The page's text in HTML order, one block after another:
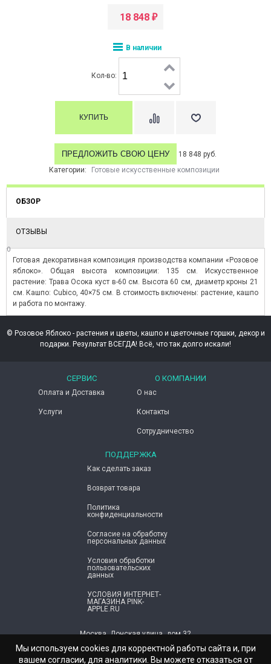
18 848 ₽
В наличии
Кол-во:
ПРЕДЛОЖИТЬ СВОЮ ЦЕНУ
18 848 руб.
Категории:
Готовые искусственные композиции
ОБЗОР
ОТЗЫВЫ
0
Готовая декоративная композиция производства компании «Розовое
яблоко». Общая высота композиции: 135 см. Искусственное
растение: Трава Осока куст в-60 см. Высота 60 см, диаметр кроны 21
см. Кашпо: Cubico, 40×75 см. В стоимость включены: растение, кашпо
и работа по монтажу.
© Розовое Яблоко - растения и цветы, кашпо и цветочные горшки, декор и
подарки. Результат ВСЕГДА! Всё, что так долго искали!
СЕРВИС
Оплата и Доставка
Услуги
О КОМПАНИИ
О нас
Контакты
Сотрудничество
ПОДДЕРЖКА
Как сделать заказ
Возврат товара
Политика
конфиденциальности
Согласие ​на обработку
персональных данных
Условия обработки
пользовательских
данных
УСЛОВИЯ ИНТЕРНЕТ-
МАГАЗИНА PINK-
APPLE.RU
Москва, Донская улица, дом 32
info@pink-apple.ru
Мы используем cookies для корректной работы сайта и, при
вашем согласии, для аналитики. Вы можете отказаться от